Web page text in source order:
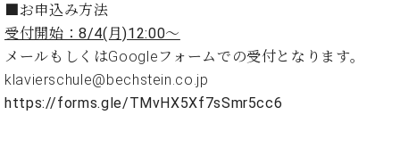
ト
ア
ッ
プ
ラ
イ
ご
愛
用
者
の
示
情
報
ホー
スタ
■お申込み方法
受付開始：8/4(月)12:00～
メールもしくはGoogleフォームでの受付となります。
klavierschule@bechstein.co.jp
https://forms.gle/TMvHX5Xf7sSmr5cc6